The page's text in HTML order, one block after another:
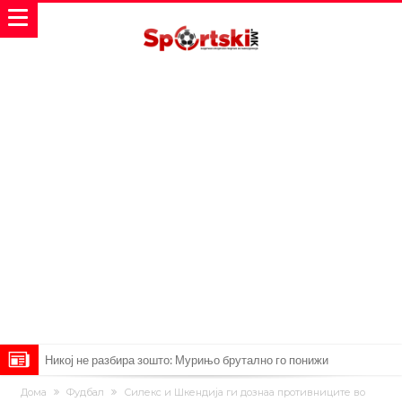
Никој не разбира зошто: Мурињо брутално го понижи
Ференцварош по натпреварот
Арсенал и Манчестер Јунајтед сакаат напаѓач од Интер: Цената е
Дома Фудбал
Силекс и Шкендија ги дознаа противниците во